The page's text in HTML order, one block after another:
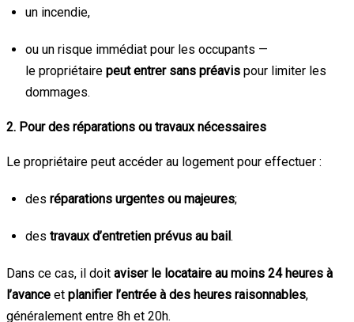
un incendie,
ou un risque immédiat pour les occupants —
le propriétaire peut entrer sans préavis pour limiter les
dommages.
2. Pour des réparations ou travaux nécessaires
Le propriétaire peut accéder au logement pour effectuer :
des réparations urgentes ou majeures;
des travaux d’entretien prévus au bail .
Dans ce cas, il doit aviser le locataire au moins 24 heures à
l’avance et planifier l’entrée à des heures raisonnables,
généralement entre 8h et 20h.